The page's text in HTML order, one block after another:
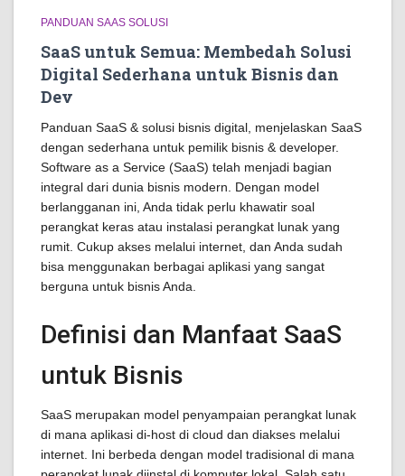
PANDUAN SAAS SOLUSI
SaaS untuk Semua: Membedah Solusi
Digital Sederhana untuk Bisnis dan
Dev
Panduan SaaS & solusi bisnis digital, menjelaskan SaaS
dengan sederhana untuk pemilik bisnis & developer.
Software as a Service (SaaS) telah menjadi bagian
integral dari dunia bisnis modern. Dengan model
berlangganan ini, Anda tidak perlu khawatir soal
perangkat keras atau instalasi perangkat lunak yang
rumit. Cukup akses melalui internet, dan Anda sudah
bisa menggunakan berbagai aplikasi yang sangat
berguna untuk bisnis Anda.
Definisi dan Manfaat SaaS
untuk Bisnis
SaaS merupakan model penyampaian perangkat lunak
di mana aplikasi di-host di cloud dan diakses melalui
internet. Ini berbeda dengan model tradisional di mana